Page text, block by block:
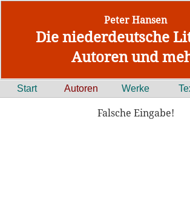
Peter Hansen
Die niederdeutsche
Autoren und
Start Autoren Werke
Falsche Eingabe!